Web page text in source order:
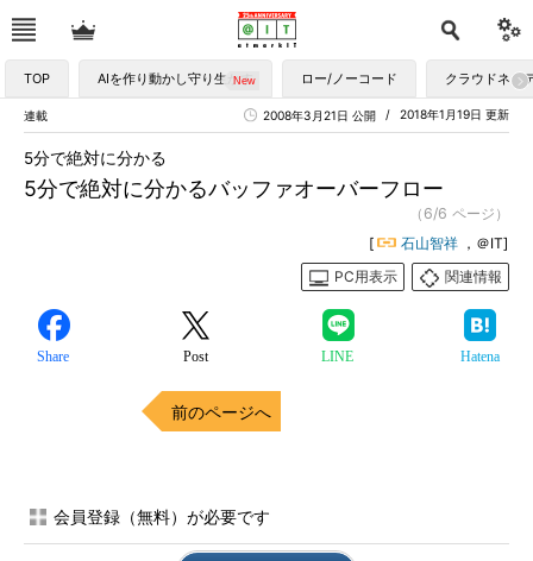
TOP AIを作り動かし守り生かす ロー/ノーコード クラウドネイ
連載 2018年1月19日 更新
2008年3月21日 公開
5分で絶対に分かるバッファオーバーフロー
5分で絶対に分かる
（6/6 ページ）
[
石山智祥 ，＠IT]
PC用表示
関連情報
Share Post LINE Hatena
前のページへ
会員登録（無料）が必要です